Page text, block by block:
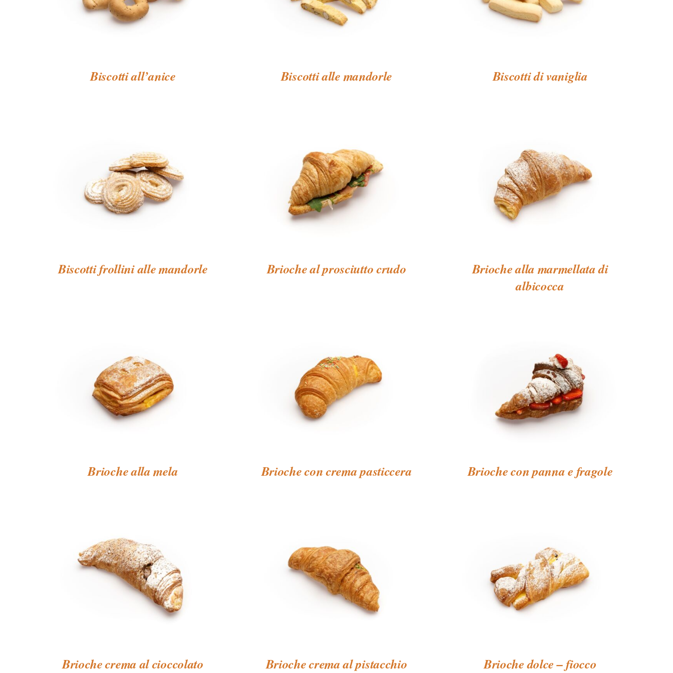
Biscotti all’anice Biscotti alle mandorle Biscotti di vaniglia
Biscotti frollini alle mandorle Brioche al prosciutto crudo
Brioche alla marmellata di
albicocca
Brioche alla mela Brioche con crema pasticcera Brioche con panna e fragole
Brioche crema al cioccolato Brioche crema al pistacchio Brioche dolce – fiocco